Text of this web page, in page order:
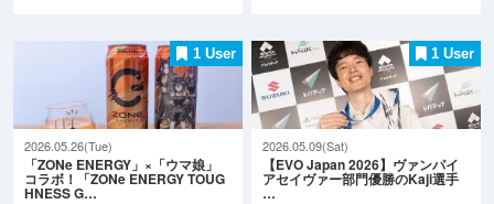
1 User
2026.05.26(Tue)
「ZONe ENERGY」×「ウマ娘」
コラボ！「ZONe ENERGY TOUG
HNESS G…
1 User
2026.05.09(Sat)
【EVO Japan 2026】ヴァンパイ
アセイヴァー部門優勝のKaji選手
…